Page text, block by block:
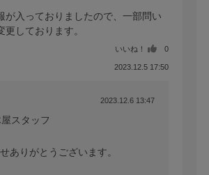
が入っておりましたので、一部問い
しております。
いいね！ 0
2023.12.5 17:50
2023.12.6 13:47
スタッフ
ありがとうございます。